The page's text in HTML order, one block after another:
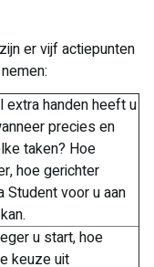
er vijf actiepunten
extra handen heeft u
precies en
taken? Hoe
hoe gerichter
Student voor u aan
u start, hoe
keuze uit